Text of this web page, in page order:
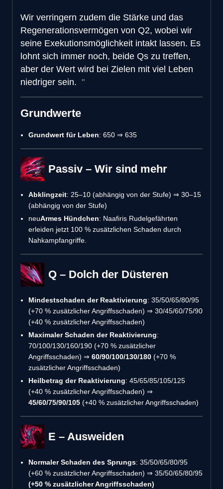
Wir verringern zudem die Stärke und das
Regenerationsvermögen von Q2, wobei wir
seine Exekutionsmöglichkeit intakt lassen. Es
lohnt sich immer noch, beide Qs zu treffen,
aber der Wert wird bei Zielen mit viel Leben
niedriger sein.
Grundwerte
Grundwert für Leben: 650 ⇒ 635
Passiv – Wir sind mehr
Abklingzeit: 25–10 (abhängig von der Stufe) ⇒ 30–15
(abhängig von der Stufe)
neuArmes Hündchen: Naafiris Rudelgefährten
erleiden jetzt 100 % zusätzlichen Schaden durch
Nahkampfangriffe.
Q – Dolch der Düsteren
Mindestschaden der Reaktivierung: 35/50/65/80/95
(+70 % zusätzlicher Angriffsschaden) ⇒ 30/45/60/75/90
(+40 % zusätzlicher Angriffsschaden)
Maximaler Schaden der Reaktivierung:
70/100/130/160/190 (+70 % zusätzlicher
Angriffsschaden) ⇒ 60/90/100/130/180 (+70 %
zusätzlicher Angriffsschaden)
Heilbetrag der Reaktivierung: 45/65/85/105/125
(+40 % zusätzlicher Angriffsschaden) ⇒
45/60/75/90/105 (+40 % zusätzlicher Angriffsschaden)
E – Ausweiden
Normaler Schaden des Sprungs: 35/50/65/80/95
(+60 % zusätzlicher Angriffsschaden) ⇒ 35/50/65/80/95
(+50 % zusätzlicher Angriffsschaden)